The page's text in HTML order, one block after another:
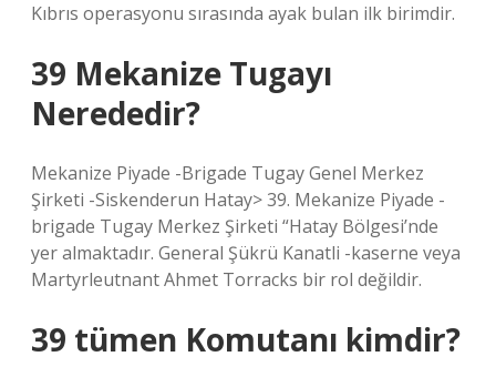
Kıbrıs operasyonu sırasında ayak bulan ilk birimdir.
39 Mekanize Tugayı
Nerededir?
Mekanize Piyade -Brigade Tugay Genel Merkez
Şirketi -Siskenderun Hatay> 39. Mekanize Piyade -
brigade Tugay Merkez Şirketi “Hatay Bölgesi’nde
yer almaktadır. General Şükrü Kanatli -kaserne veya
Martyrleutnant Ahmet Torracks bir rol değildir.
39 tümen Komutanı kimdir?